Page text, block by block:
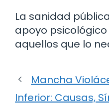
La sanidad
apoyo
aquellos que lo
Mancha
Inferior: Causas,